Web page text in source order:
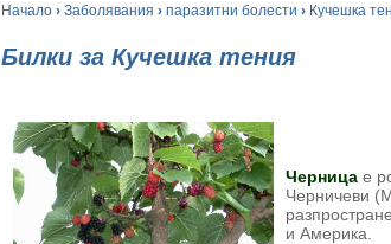
Начало › Заболявания › паразитни болести › Кучешка
Билки за Кучешка тения
Черница е
Черничеви
и Америка.